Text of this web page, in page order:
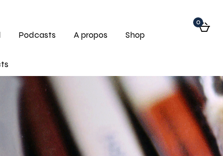
Podcasts A propos Shop
0